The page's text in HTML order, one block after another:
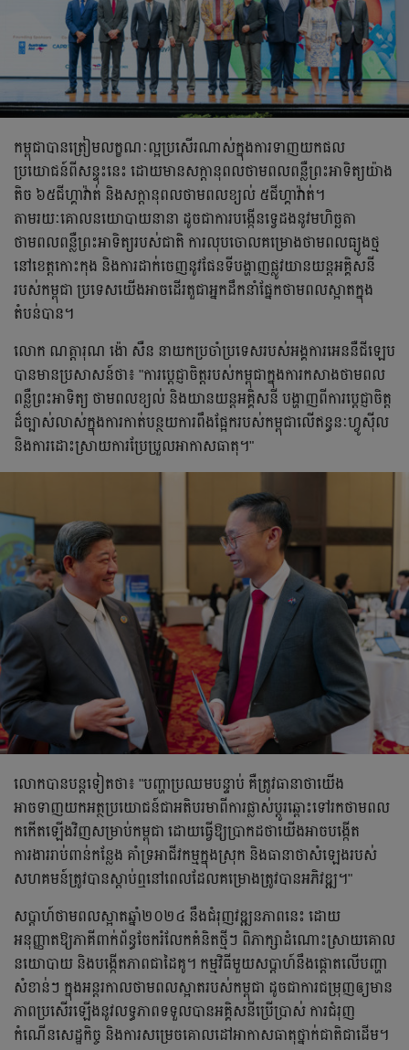
កម្ពុជាបានត្រៀមលក្ខណៈល្អប្រសើរណាស់ក្នុងការទាញយកផល
ប្រយោជន៍ពីសន្ទុះនេះ ដោយមានសក្តានុពលថាមពលពន្លឺព្រះអាទិត្យយ៉ាង
តិច ៦៥ជីហ្គាវ៉ាត់ និងសក្តានុពលថាមពលខ្យល់ ៥ជីហ្គាវ៉ាត់។
តាមរយៈគោលនយោបាយនានា ដូចជាការបង្កើនទ្វេដងនូវមហិច្ឆតា
ថាមពលពន្លឺព្រះអាទិត្យរបស់ជាតិ ការលុបចោលគម្រោងថាមពលធ្យូងថ្ម
នៅខេត្តកោះកុង និងការដាក់ចេញនូវផែនទីបង្ហាញផ្លូវយានយន្តអគ្គិសនី
របស់កម្ពុជា ប្រទេសយើងអាចដើរតួជាអ្នកដឹកនាំផ្នែកថាមពលស្អាតក្នុង
តំបន់បាន។
លោក ណត្តារុណ ង៉ោ សឺន នាយកប្រចាំប្រទេសរបស់អង្គការអេននឺជីឡេប
បានមានប្រសាសន៍ថា៖ "ការប្តេជ្ញាចិត្តរបស់កម្ពុជាក្នុងការកសាងថាមពល
ពន្លឺព្រះអាទិត្យ ថាមពលខ្យល់ និងយានយន្តអគ្គិសនី បង្ហាញពីការប្តេជ្ញាចិត្ត
ដ៏ច្បាស់លាស់ក្នុងការកាត់បន្ថយការពឹងផ្អែករបស់កម្ពុជាលើឥន្ធនៈហ្វូស៊ីល
និងការដោះស្រាយការប្រែប្រួលអាកាសធាតុ។"
លោកបានបន្ដទៀតថា៖ "បញ្ហាប្រឈមបន្ទាប់ គឺត្រូវធានាថាយើង
អាចទាញយកអត្ថប្រយោជន៍ជាអតិបរមាពីការផ្លាស់ប្តូរឆ្ពោះទៅរកថាមពល
កកើតឡើងវិញសម្រាប់កម្ពុជា ដោយធ្វើឱ្យប្រាកដថាយើងអាចបង្កើត
ការងាររាប់ពាន់កន្លែង គាំទ្រអាជីវកម្មក្នុងស្រុក និងធានាថាសំឡេងរបស់
សហគមន៍ត្រូវបានស្តាប់ឮនៅពេលដែលគម្រោងត្រូវបានអភិវឌ្ឍ។"
សប្តាហ៍ថាមពលស្អាតឆ្នាំ២០២៤ នឹងជំរុញវឌ្ឍនភាពនេះ ដោយ
អនុញ្ញាតឱ្យភាគីពាក់ព័ន្ធចែករំលែកគំនិតថ្មីៗ ពិភាក្សាដំណោះស្រាយគោល
នយោបាយ និងបង្កើតភាពជាដៃគូ។ កម្មវិធីមួយសប្តាហ៍នឹងផ្តោតលើបញ្ហា
សំខាន់ៗ ក្នុងអន្តរកាលថាមពលស្អាតរបស់កម្ពុជា ដូចជាការជម្រុញឲ្យមាន
ភាពប្រសើរឡើងនូវលទ្ធភាពទទួលបានអគ្គិសនីប្រើប្រាស់ ការជំរុញ
កំណើនសេដ្ឋកិច្ច និងការសម្រេចគោលដៅអាកាសធាតុថ្នាក់ជាតិជាដើម។